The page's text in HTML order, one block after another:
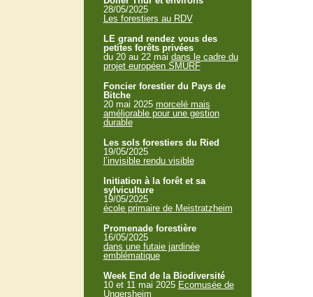
28/05/2025
Les forestiers au RDV
LE grand rendez vous des
petites forêts privées
du 20 au 22 mai dans le cadre du
projet européen SMURF
Foncier forestier du Pays de
Bitche
20 mai 2025 morcelé mais
améliorable pour une gestion
durable
Les sols forestiers du Ried
19/05/2025
l’invisible rendu visible
Initiation à la forêt et sa
sylviculture
19/05/2025
école primaire de Meistratzheim
Promenade forestière
16/05/2025
dans une futaie jardinée
emblématique
Week End de la Biodiversité
10 et 11 mai 2025 Ecomusée de
Ungersheim